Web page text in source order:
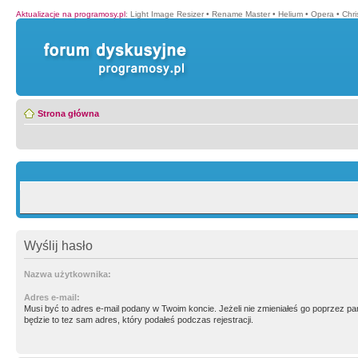
Aktualizacje na programosy.pl: Light Image Resizer • Rename Master • Helium • Opera •
Strona główna
Wyślij hasło
Nazwa użytkownika:
Adres e-mail:
Musi być to adres e-mail podany w Twoim koncie. Jeżeli nie zmieniałeś go poprzez
będzie to tez sam adres, który podałeś podczas rejestracji.